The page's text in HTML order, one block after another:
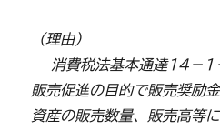
（理由）
消費税法基本通達14－1
販売促進の目的で販売奨励
資産の販売数量、販売高等